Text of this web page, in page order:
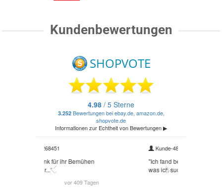
Kundenbewertungen